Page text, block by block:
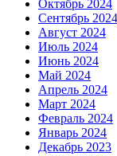
Октябрь 2024
Сентябрь 2024
Август 2024
Июль 2024
Июнь 2024
Май 2024
Апрель 2024
Март 2024
Февраль 2024
Январь 2024
Декабрь 2023